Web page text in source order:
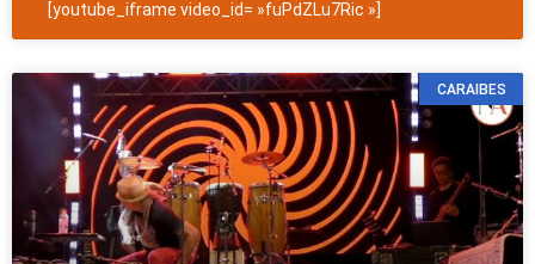
[youtube_iframe video_id= »fuPdZLu7Ric »]
CARAIBES